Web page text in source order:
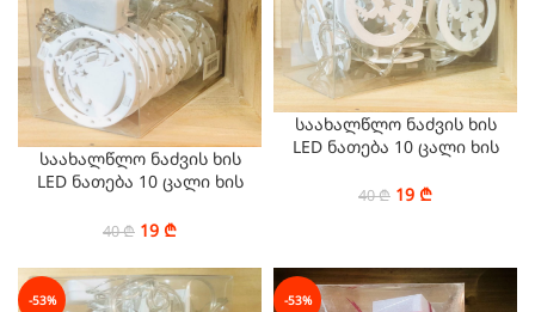
საახალწლო ნაძვის ხის
LED ნათება 10 ცალი ხის
40₾ 19 ₾
საახალწლო ნაძვის ხის
LED ნათება 10 ცალი ხის
40₾ 19 ₾
-53% -53%